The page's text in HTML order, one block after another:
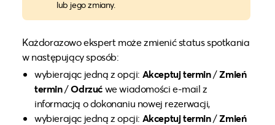
lub jego zmiany.
Każdorazowo ekspert może zmienić status spotkania
w następujący sposób:
wybierając jedną z opcji: Akceptujtermin/Zmień
termin/Odrzućwe wiadomości e-mail z
informacją o dokonaniu nowej rezerwacji,
wybierając jedną z opcji: Akceptuj termin/Zmień